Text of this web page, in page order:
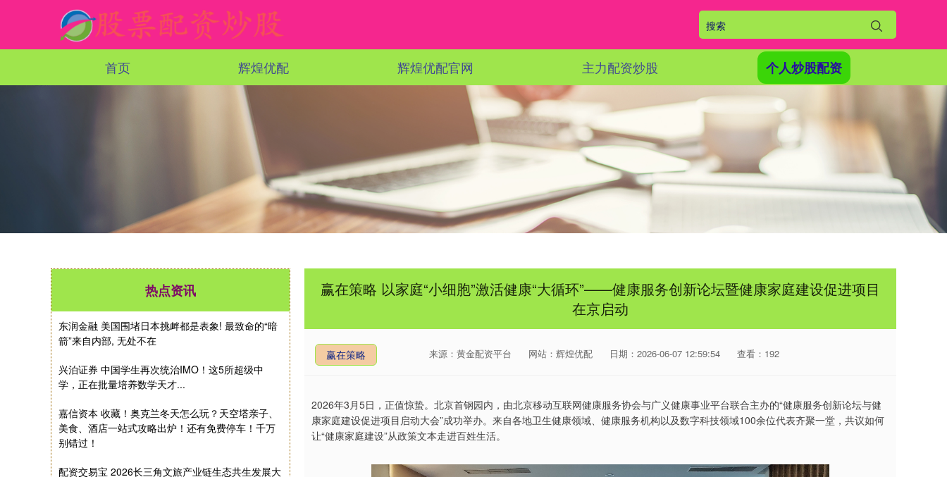
首页 辉煌优配 辉煌优配官网 主力配资炒股 个人炒股配资
赢在策略 以家庭“小细胞”激活健康“大循环”——健康服务创新论坛暨健康家庭建设促进项目
在京启动
赢在策略 来源：黄金配资平台 网站：辉煌优配 日期：2026-06-07 12:59:54 查看：192
2026年3月5日，正值惊蛰。北京首钢园内，由北京移动互联网健康服务协会与广义健康事业平台联合主办的“健康服务创新论坛与健
康家庭建设促进项目启动大会”成功举办。来自各地卫生健康领域、健康服务机构以及数字科技领域100余位代表齐聚一堂，共议如何
让“健康家庭建设”从政策文本走进百姓生活。
热点资讯
东润金融 美国围堵日本挑衅都是表象! 最致命的“暗
箭”来自内部, 无处不在
兴泊证券 中国学生再次统治IMO！这5所超级中
学，正在批量培养数学天才...
嘉信资本 收藏！奥克兰冬天怎么玩？天空塔亲子、
美食、酒店一站式攻略出炉！还有免费停车！千万
别错过！
配资交易宝 2026长三角文旅产业链生态共生发展大